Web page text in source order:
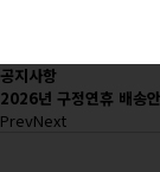
공지사항
2026년 구정연휴 배송
PrevNext